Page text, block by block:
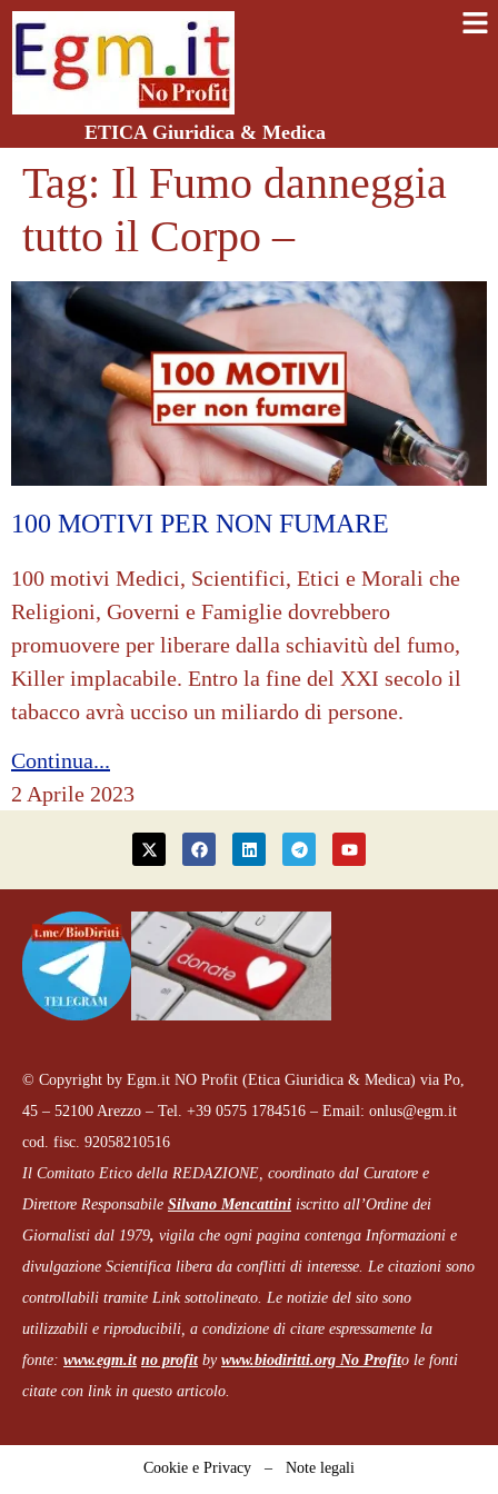
ETICA Giuridica & Medica
Tag: Il Fumo danneggia
tutto il Corpo –
100 MOTIVI PER NON FUMARE
100 motivi Medici, Scientifici, Etici e Morali che
Religioni, Governi e Famiglie dovrebbero
promuovere per liberare dalla schiavitù del fumo,
Killer implacabile. Entro la fine del XXI secolo il
tabacco avrà ucciso un miliardo di persone.
Continua...
2 Aprile 2023
© Copyright by Egm.it NO Profit (Etica Giuridica & Medica) via Po,
45 – 52100 Arezzo – Tel. +39 0575 1784516 – Email: onlus@egm.it
cod. fisc. 92058210516
Il Comitato Etico della REDAZIONE, coordinato dal Curatore e
Direttore Responsabile Silvano Mencattini iscritto all’Ordine dei
Giornalisti dal 1979, vigila che ogni pagina contenga Informazioni e
divulgazione Scientifica libera da conflitti di interesse. Le citazioni sono
controllabili tramite Link sottolineato. Le notizie del sito sono
utilizzabili e riproducibili, a condizione di citare espressamente la
fonte: www.egm.it no profitby www.biodiritti.org No Profito le fonti
citate con link in questo articolo.
Cookie e Privacy – Note legali